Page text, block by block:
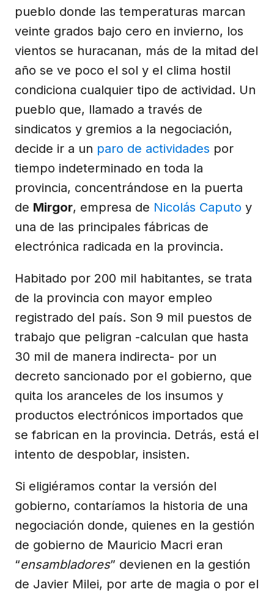
pueblo donde las temperaturas marcan
veinte grados bajo cero en invierno, los
vientos se huracanan, más de la mitad del
año se ve poco el sol y el clima hostil
condiciona cualquier tipo de actividad. Un
pueblo que, llamado a través de
sindicatos y gremios a la negociación,
decide ir a un paro de actividades por
tiempo indeterminado en toda la
provincia, concentrándose en la puerta
de Mirgor, empresa de Nicolás Caputo y
una de las principales fábricas de
electrónica radicada en la provincia.
Habitado por 200 mil habitantes, se trata
de la provincia con mayor empleo
registrado del país. Son 9 mil puestos de
trabajo que peligran -calculan que hasta
30 mil de manera indirecta- por un
decreto sancionado por el gobierno, que
quita los aranceles de los insumos y
productos electrónicos importados que
se fabrican en la provincia. Detrás, está el
intento de despoblar, insisten.
Si eligiéramos contar la versión del
gobierno, contaríamos la historia de una
negociación donde, quienes en la gestión
de gobierno de Mauricio Macri eran
“ensambladores” devienen en la gestión
de Javier Milei, por arte de magia o por el